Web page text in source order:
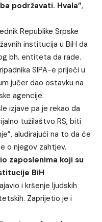
podržavati. Hvala”,
Republike Srpske
institucija u BiH da
bh. entiteta da rade.
SIPA-e prijeći u
jučer dao ostavku na
agencije.
izjave pa je rekao da
tužilaštvo RS, biti
aludirajući na to da će
o njegov zahtjev.
zaposlenima koji su
BiH
i kršenje ljudskih
Zaprijetio je i